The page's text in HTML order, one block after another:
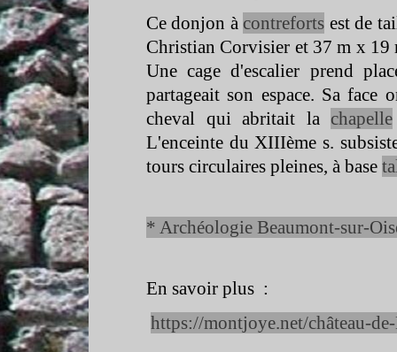
Ce donjon à contreforts est de
Christian Corvisier et 37 m x
Une cage d'escalier prend
partageait son espace. Sa face
cheval qui abritait la chapelle
L'enceinte du XIIIème s.
tours circulaires pleines, à base
* Archéologie Beaumont-sur-
En savoir plus :
https://montjoye.net/château-de-